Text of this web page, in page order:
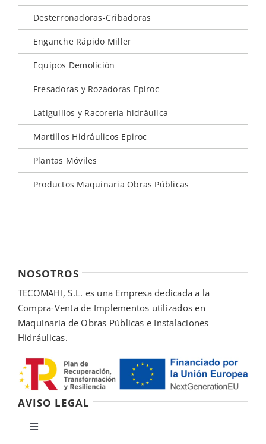
Desterronadoras-Cribadoras
Enganche Rápido Miller
Equipos Demolición
Fresadoras y Rozadoras Epiroc
Latiguillos y Racorería hidráulica
Martillos Hidráulicos Epiroc
Plantas Móviles
Productos Maquinaria Obras Públicas
NOSOTROS
TECOMAHI, S.L. es una Empresa dedicada a la
Compra-Venta de Implementos utilizados en
Maquinaria de Obras Públicas e Instalaciones
Hidráulicas.
AVISO LEGAL
Toggle